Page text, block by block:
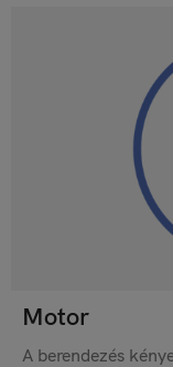
Motor
A berendezés